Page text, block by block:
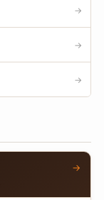
→
→
→
→